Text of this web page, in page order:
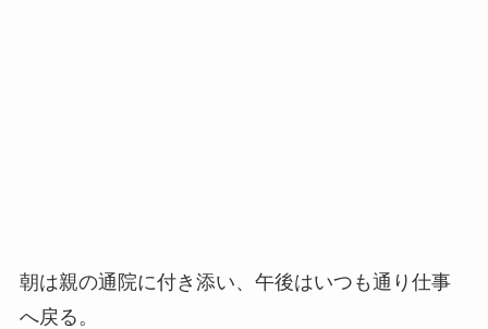
朝は親の通院に付き添い、午後はいつも通り仕事
へ戻る。